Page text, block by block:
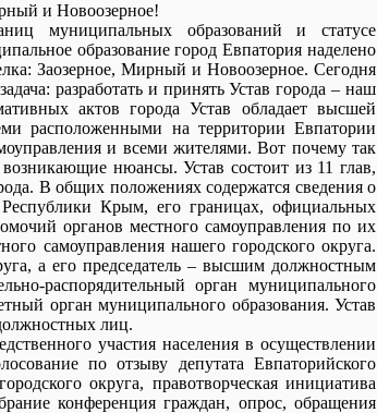
и Новоозерное!
муниципальных образований и статусе
образование город Евпатория наделено
Заозерное, Мирный и Новоозерное. Сегодня
разработать и принять Устав города – наш
актов города Устав обладает высшей
расположенными на территории Евпатории
и всеми жителями. Вот почему так
нюансы. Устав состоит из 11 глав,
В общих положениях содержатся сведения о
Крым, его границах, официальных
органов местного самоуправления по их
самоуправления нашего городского округа.
а его председатель – высшим должностным
распорядительный орган муниципального
орган муниципального образования. Устав
лиц.
участия населения в осуществлении
по отзыву депутата Евпаторийского
округа, правотворческая инициатива
конференция граждан, опрос, обращения